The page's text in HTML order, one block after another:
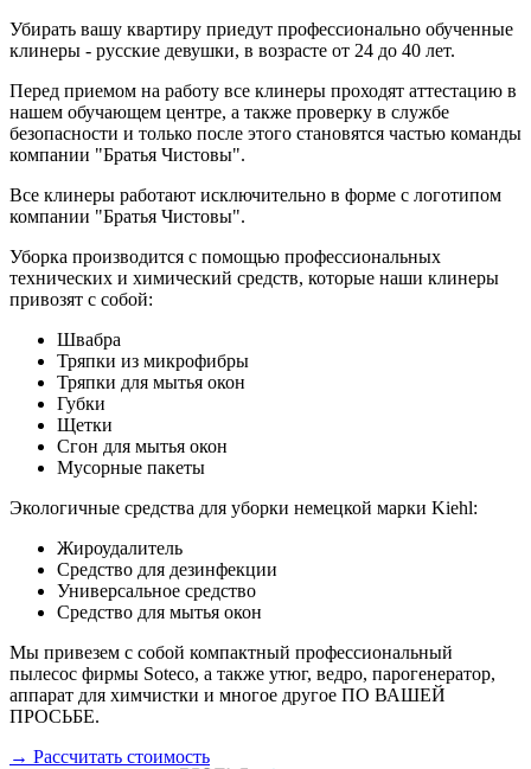
Убирать вашу квартиру приедут профессионально обученные
клинеры - русские девушки, в возрасте от 24 до 40 лет.
Перед приемом на работу все клинеры проходят аттестацию в
нашем обучающем центре, а также проверку в службе
безопасности и только после этого становятся частью команды
компании "Братья Чистовы".
Все клинеры работают исключительно в форме с логотипом
компании "Братья Чистовы".
Уборка производится с помощью профессиональных
технических и химический средств, которые наши клинеры
привозят с собой:
Швабра
Тряпки из микрофибры
Тряпки для мытья окон
Губки
Щетки
Сгон для мытья окон
Мусорные пакеты
Экологичные средства для уборки немецкой марки Kiehl:
Жироудалитель
Средство для дезинфекции
Универсальное средство
Средство для мытья окон
Мы привезем с собой компактный профессиональный
пылесос фирмы Soteco, а также утюг, ведро, парогенератор,
аппарат для химчистки и многое другое ПО ВАШЕЙ
ПРОСЬБЕ.
→ Рассчитать стоимость